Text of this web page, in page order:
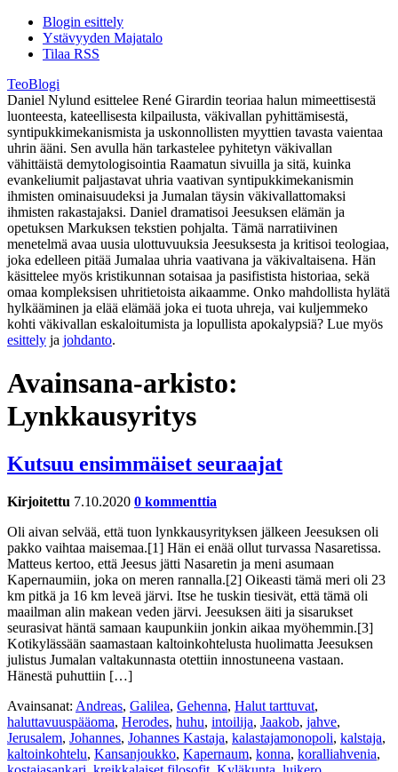
Blogin esittely
Ystävyyden Majatalo
Tilaa RSS
TeoBlogi
Daniel Nylund esittelee René Girardin teoriaa halun mimeettisestä
luonteesta, kateellisesta kilpailusta, väkivallan pyhittämisestä,
syntipukkimekanismista ja uskonnollisten myyttien tavasta vaientaa
uhrin ääni. Sen avulla hän tarkastelee pyhitetyn väkivallan
vähittäistä demytologisointia Raamatun sivuilla ja sitä, kuinka
evankeliumit paljastavat uhria vaativan syntipukkimekanismin
ihmisten ominaisuudeksi ja Jumalan täysin väkivallattomaksi
ihmisten rakastajaksi. Daniel dramatisoi Jeesuksen elämän ja
opetuksen Markuksen tekstien pohjalta. Tämä narratiivinen
menetelmä avaa uusia ulottuvuuksia Jeesuksesta ja kritisoi teologiaa,
joka edelleen pitää Jumalaa uhria vaativana ja väkivaltaisena. Hän
käsittelee myös kristikunnan sotaisaa ja pasifistista historiaa, sekä
omaa kompleksisen uhritietoista aikaamme. Onko mahdollista hylätä
hylkääminen ja elää elämää joka ei tuota uhreja, vai kuljemmeko
kohti väkivallan eskaloitumista ja lopullista apokalypsiä? Lue myös
esittely ja johdanto.
Avainsana-arkisto:
Lynkkausyritys
Kutsuu ensimmäiset seuraajat
Kirjoitettu 7.10.2020 0 kommenttia
Oli aivan selvää, että tuon lynkkausyrityksen jälkeen Jeesuksen oli
pakko vaihtaa maisemaa.[1] Hän ei enää ollut turvassa Nasaretissa.
Matteus kertoo, että Jeesus jätti Nasaretin ja meni asumaan
Kapernaumiin, joka on meren rannalla.[2] Oikeasti tämä meri oli 23
km pitkä ja 16 km leveä järvi. Itse he tuskin tiesivät, että tämä oli
maailman alin makean veden järvi. Jeesuksen äiti ja sisarukset
seurasivat häntä samaan kaupunkiin jonkin aikaa myöhemmin.[3]
Kotikylässään saamastaan kaltoinkohtelusta huolimatta Jeesuksen
julistus Jumalan valtakunnasta otettiin innostuneena vastaan.
Hänestä puhuttiin […]
Avainsanat: Andreas, Galilea, Gehenna, Halut tarttuvat,
haluttavuuspääoma, Herodes, huhu, intoilija, Jaakob, jahve,
Jerusalem, Johannes, Johannes Kastaja, kalastajamonopoli, kalstaja,
kaltoinkohtelu, Kansanjoukko, Kapernaum, konna, koralliahvenia,